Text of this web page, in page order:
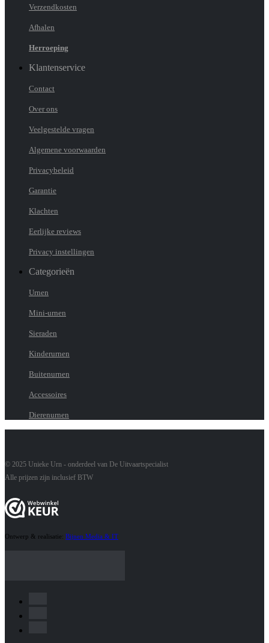
Verzendkosten
Afhalen
Herroeping
Klantenservice
Contact
Over ons
Veelgestelde vragen
Algemene voorwaarden
Privacybeleid
Garantie
Klachten
Eerlijke reviews
Privacy instellingen
Categorieën
Urnen
Mini-urnen
Sieraden
Kinderurnen
Buitenurnen
Accessoires
Dierenurnen
© 2025 Unieke Urn - onderdeel van De Uitvaartspecialist
Alle prijzen zijn inclusief BTW
Ontwerp & realisatie: Bijnen Media & IT